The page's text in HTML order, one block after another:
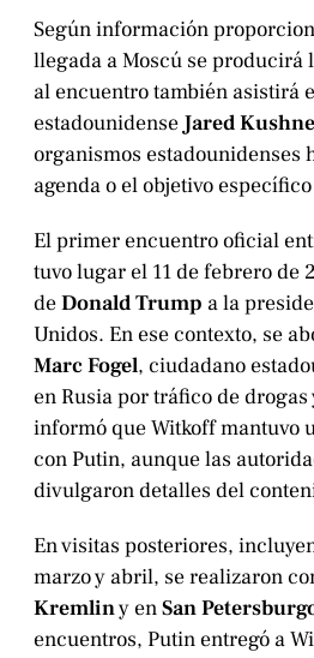
Según información
llegada a Moscú se producirá
al encuentro también asistirá
estadounidense Jared
organismos estadounidenses
agenda o el objetivo
El primer encuentro oficial
tuvo lugar el 11 de febrero de
deDonald Trump a la
Unidos. En ese contexto, se
Marc Fogel, ciudadano
en Rusia por tráfico de
informó que Witkoff mantuvo
con Putin, aunque las
divulgaron detalles del
En visitas posteriores,
marzo y abril, se realizaron
Kremliny enSan
encuentros, Putin entregó a